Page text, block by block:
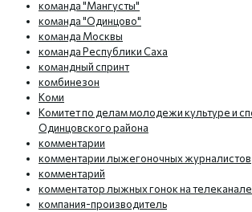
команда "Мангусты"
команда "Одинцово"
команда Москвы
команда Республики Саха
командный спринт
комбинезон
Коми
Комитет по делам молодежи культуре и
Одинцовского района
комментарии
комментарии лыжегоночных журналистов
комментарий
комментатор лыжных гонок на
компания-производитель